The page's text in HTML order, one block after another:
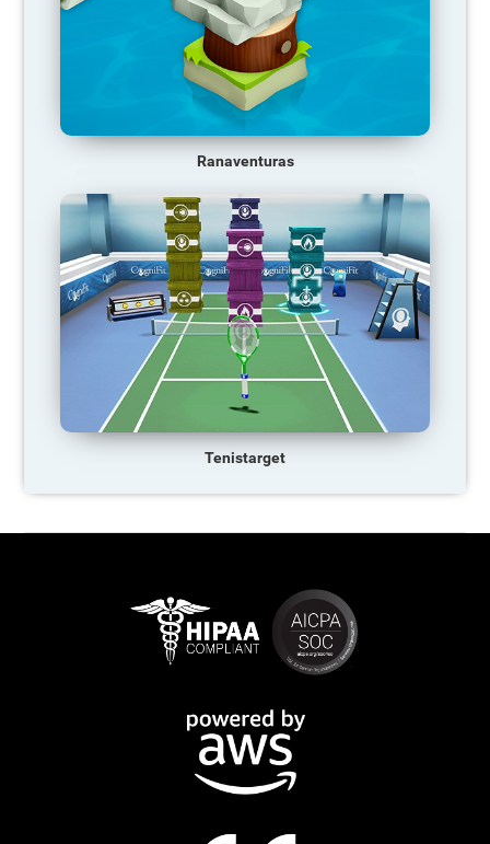
Ranaventuras
Tenistarget